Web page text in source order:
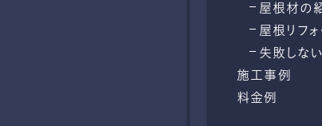
屋根材の
屋根リフ
失敗しな
施工事例
料金例